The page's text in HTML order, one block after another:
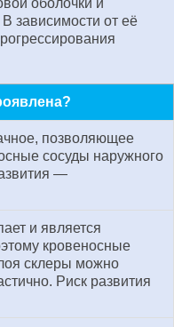
оболочки и
зависимости от её
позволяющее
сосуды наружного
—
и является
кровеносные
склеры можно
Риск развития